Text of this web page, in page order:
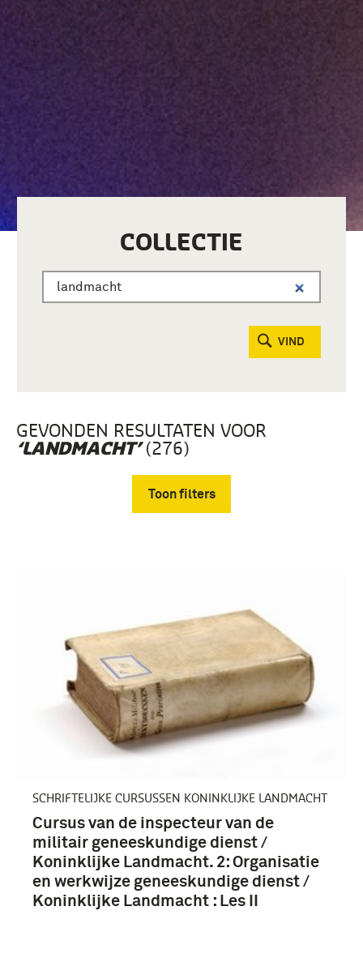
COLLECTIE
VIND
GEVONDEN RESULTATEN VOOR
‘LANDMACHT’(276)
Toon filters
boek (108)
studieboek (44)
brochure (41)
1951-2000 (276)
SCHRIFTELIJKE CURSUSSEN KONINKLIJKE LANDMACHT
Cursus van de inspecteur van de
militair geneeskundige dienst /
Koninklijke Landmacht. 2: Organisatie
en werkwijze geneeskundige dienst /
Koninklijke Landmacht : Les II